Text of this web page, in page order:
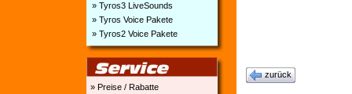
» Tyros3 LiveSounds
» Tyros Voice Pakete
» Tyros2 Voice Pakete
» Preise / Rabatte
zurück